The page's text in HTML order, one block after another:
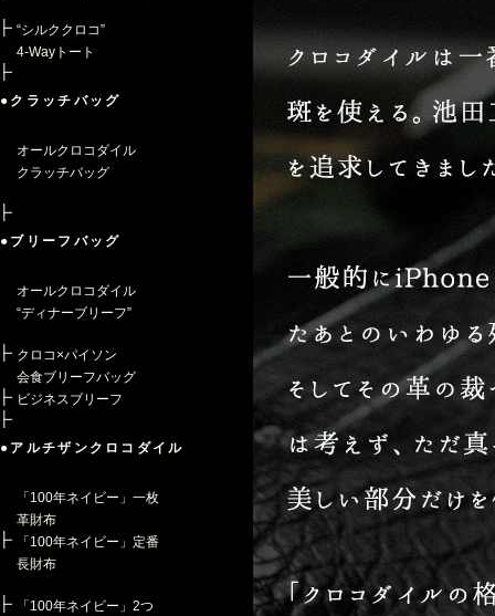
“シルククロコ”
4-Wayトート
●クラッチバッグ
オールクロコダイル
クラッチバッグ
●ブリーフバッグ
オールクロコダイル
“ディナーブリーフ”
クロコ×パイソン
会食ブリーフバッグ
ビジネスブリーフ
●アルチザンクロコダイル
「100年ネイビー」一枚
革財布
「100年ネイビー」定番
長財布
「100年ネイビー」2つ